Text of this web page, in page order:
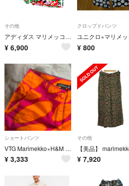
その他
アディダス マリメッコ 花柄 パンツ ジャージ ウニッコ ウィンドブレーカー
¥ 6,900
クロップドパンツ
¥ 800
ショートパンツ
VTG Marimekko×H&M ／日本未入荷！送料込・即購入可】ホットパンツ
¥ 3,333
その他
¥ 7,920